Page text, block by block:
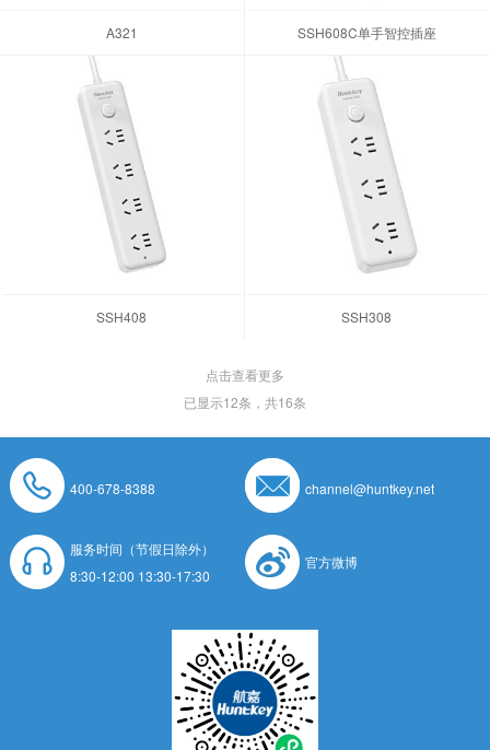
A321 SSH608C单手智控插座
SSH408 SSH308
点击查看更多
已显示12条，共16条
400-678-8388 channel@huntkey.net
服务时间（节假日除外）
8:30-12:00 13:30-17:30
官方微博